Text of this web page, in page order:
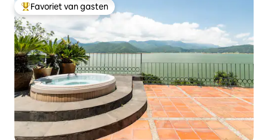
Topfavoriet van gasten
Favoriet van gasten